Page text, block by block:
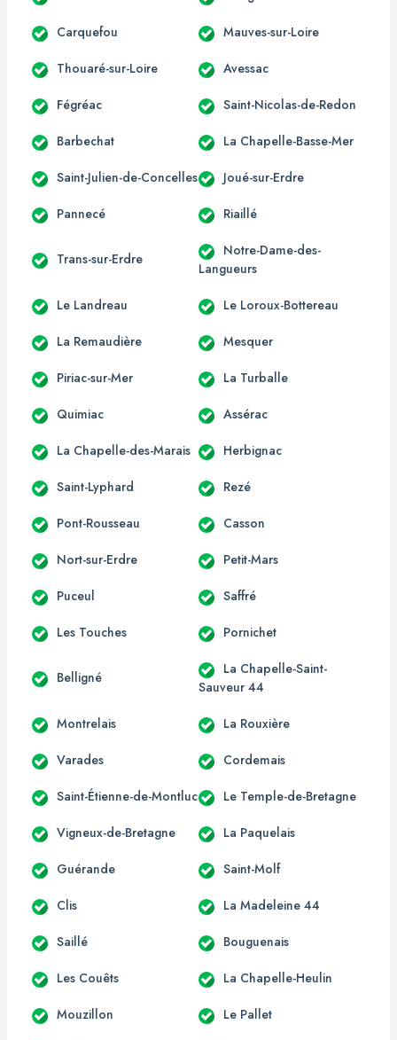
Carquefou Mauves-sur-Loire
Thouaré-sur-Loire Avessac
Fégréac Saint-Nicolas-de-Redon
Barbechat La Chapelle-Basse-Mer
Saint-Julien-de-Concelles Joué-sur-Erdre
Pannecé Riaillé
Trans-sur-Erdre
Notre-Dame-des-
Langueurs
Le Landreau Le Loroux-Bottereau
La Remaudière Mesquer
Piriac-sur-Mer La Turballe
Quimiac Assérac
La Chapelle-des-Marais Herbignac
Saint-Lyphard Rezé
Pont-Rousseau Casson
Nort-sur-Erdre Petit-Mars
Puceul Saffré
Les Touches Pornichet
Belligné
La Chapelle-Saint-
Sauveur 44
Montrelais La Rouxière
Varades Cordemais
Saint-Étienne-de-Montluc Le Temple-de-Bretagne
Vigneux-de-Bretagne La Paquelais
Guérande Saint-Molf
Clis La Madeleine 44
Saillé Bouguenais
Les Couêts La Chapelle-Heulin
Mouzillon Le Pallet